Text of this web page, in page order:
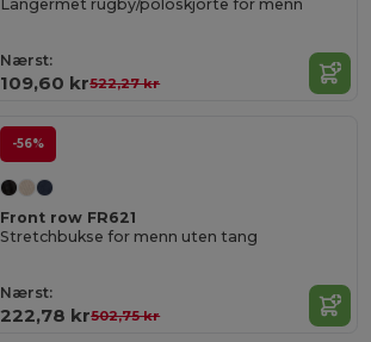
Langermet rugby/poloskjorte for menn
Nærst:
109,60 kr522,27 kr
-56%
Front row FR621
Stretchbukse for menn uten tang
Nærst:
222,78 kr502,75 kr